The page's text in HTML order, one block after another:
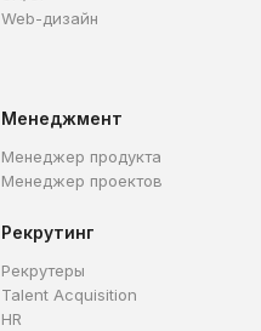
Web-дизайн
Менеджмент
Менеджер продукта
Менеджер проектов
Рекрутинг
Рекрутеры
Talent Acquisition
HR